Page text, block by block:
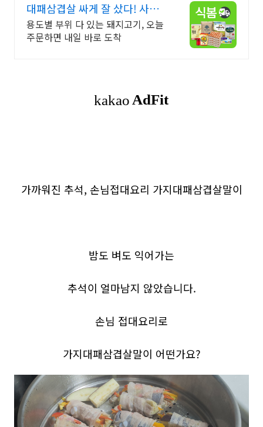
대패삼겹살 싸게 잘 샀다! 사업
자 전용 특가
용도별 부위 다 있는 돼지고기, 오늘
주문하면 내일 바로 도착
가까워진 추석, 손님접대요리 가지대패삼겹살말이
밤도 벼도 익어가는
추석이 얼마남지 않았습니다.
손님 접대요리로
가지대패삼겹살말이 어떤가요?